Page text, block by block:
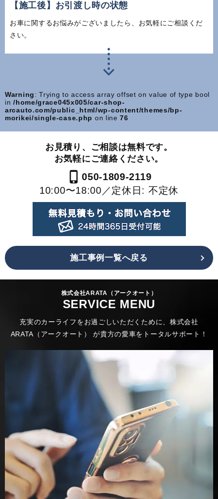
【施工後】お引渡し時の状態
お車に関するお悩みがございましたら、お気軽にご相談くだ
さい。
Warning: Trying to access array offset on value of type bool
in/home/grace045x005/car-shop-
arcauto.com/public_html/wp-content/themes/bp-
morikei/single-case.php on line76
お見積り、ご相談は無料です。
お気軽にご連絡ください。
phone_iphone 050-1809-2119
10:00〜18:00／定休日: 不定休
施工事例一覧へ戻る
株式会社ARATA（アークオート）
SERVICE MENU
充実のカーライフをお過ごしいただくために、株式会社
ARATA（アークオート） が貴方の愛車をトータルサポート！